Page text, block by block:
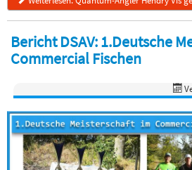
Bericht DSAV: 1.Deutsche
Commercial Fischen